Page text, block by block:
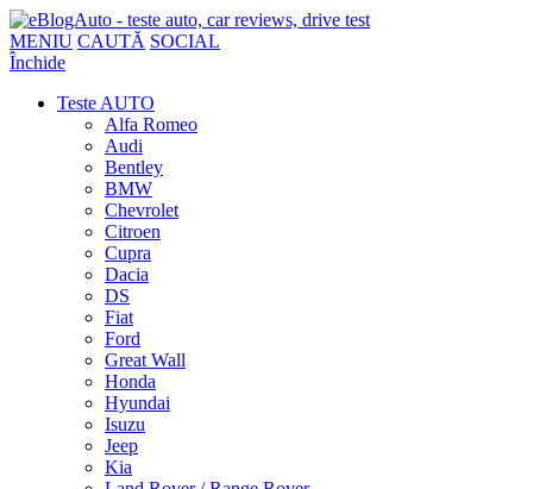
MENIU CAUTĂ SOCIAL
Închide
Teste AUTO
Alfa Romeo
Audi
Bentley
BMW
Chevrolet
Citroen
Cupra
Dacia
DS
Fiat
Ford
Great Wall
Honda
Hyundai
Isuzu
Jeep
Kia